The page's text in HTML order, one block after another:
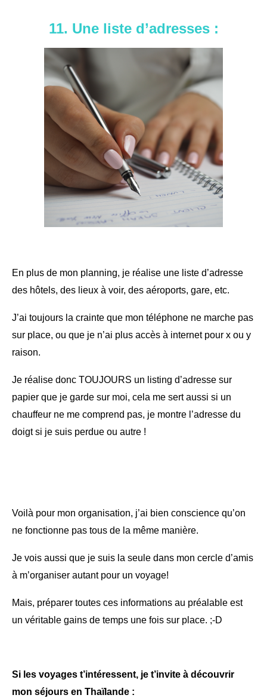
11. Une liste d’adresses :
En plus de mon planning, je réalise une liste d’adresse
des hôtels, des lieux à voir, des aéroports, gare, etc.
J’ai toujours la crainte que mon téléphone ne marche pas
sur place, ou que je n’ai plus accès à internet pour x ou y
raison.
Je réalise donc TOUJOURS un listing d’adresse sur
papier que je garde sur moi, cela me sert aussi si un
chauffeur ne me comprend pas, je montre l’adresse du
doigt si je suis perdue ou autre !
Voilà pour mon organisation, j’ai bien conscience qu’on
ne fonctionne pas tous de la même manière.
Je vois aussi que je suis la seule dans mon cercle d’amis
à m’organiser autant pour un voyage!
Mais, préparer toutes ces informations au préalable est
un véritable gains de temps une fois sur place. ;-D
Si les voyages t’intéressent, je t’invite à découvrir
mon séjours en Thaïlande :